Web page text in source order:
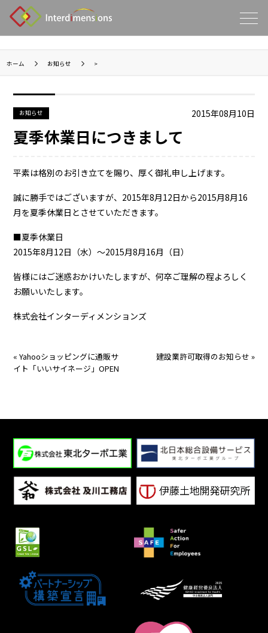
ホーム お知らせ >
お知らせ 2015年08月10日
夏季休業日につきまして
平素は格別のお引き立てを賜り、厚く御礼申し上げます。
誠に勝手ではございますが、2015年8月12日から2015月8月16
月を夏季休業日とさせていただきます。
■夏季休業日
2015年8月12日（水）～2015月8月16月（日）
皆様にはご迷惑おかけいたしますが、何卒ご理解の程よろしく
お願いいたします。
株式会社インターディメンションズ
«Yahooショッピングに通販サ
イト「いいサイネージ」OPEN
建設業許可取得のお知らせ »